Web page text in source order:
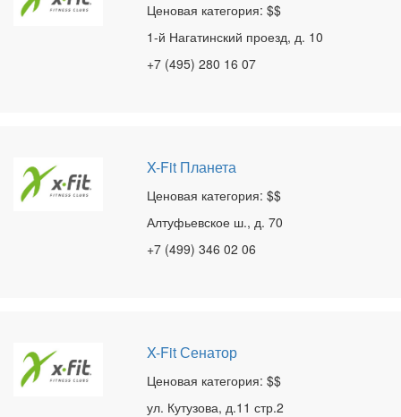
Ценовая категория: $$
1-й Нагатинский проезд, д. 10
+7 (495) 280 16 07
X-Fit Планета
Ценовая категория: $$
Алтуфьевское ш., д. 70
+7 (499) 346 02 06
X-Fit Сенатор
Ценовая категория: $$
ул. Кутузова, д.11 стр.2